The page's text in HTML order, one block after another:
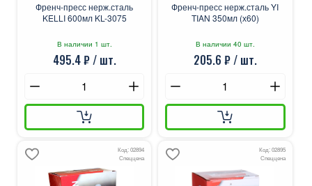
Френч-пресс нерж.сталь
KELLI 600мл KL-3075
В наличии 1 шт.
495.4 ₽ / шт.
Френч-пресс нерж.сталь YI
TIAN 350мл (х60)
В наличии 40 шт.
205.6 ₽ / шт.
Код: 02894
Спеццена
Код: 02895
Спеццена